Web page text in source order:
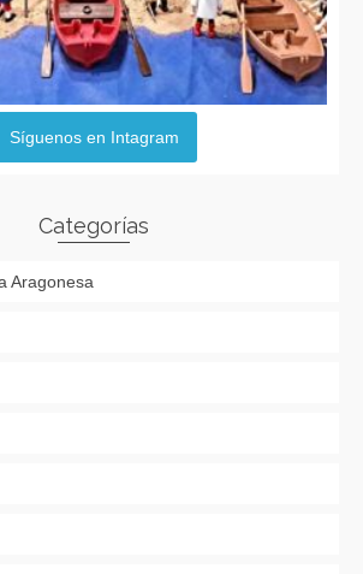
Síguenos en Intagram
Categorías
Aragonesa